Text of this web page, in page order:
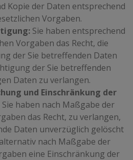
Kopie der Daten entsprechend
Vorgaben.
Sie haben entsprechend
Vorgaben das Recht, die
der Sie betreffenden Daten
der Sie betreffenden
Daten zu verlangen.
und Einschränkung der
Sie haben nach Maßgabe der
das Recht, zu verlangen,
Daten unverzüglich gelöscht
nach Maßgabe der
eine Einschränkung der